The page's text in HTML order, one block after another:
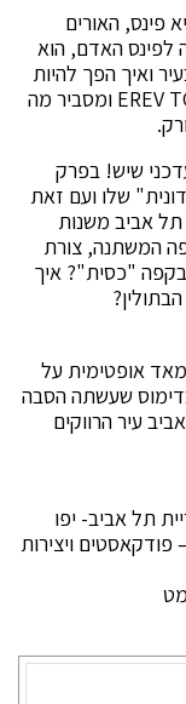
פינס, האורים
לפינס האדם, הוא
ואיך הפך להיות
האדם שסלבריטאים עולמיים מאחלים לו EREV TOV ומסביר מה
שיש! בפרק
שלו ועם זאת
אביב משנות
המשתנה, צורת
"כסית"? איך
מאד אופטימית על
בדימוס שעשתה הסבה
עיר הרווקים
תל אביב- יפו
"ללא הפסקה" מופק ונערך ע"י SHEMMA – פודקאסטים ויצירות